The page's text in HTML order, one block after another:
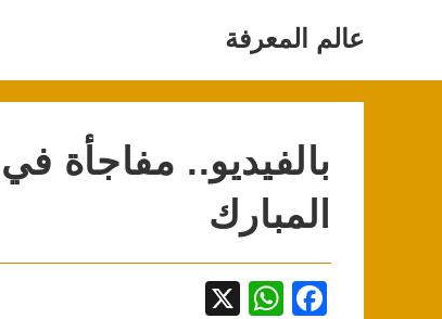
عالم المعرفة
بالفيديو.. مفاجأة
المبارك
F
W